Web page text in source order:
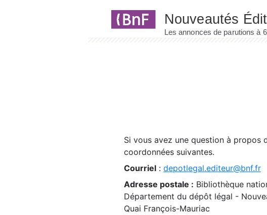
Si vous avez une question à propos
coordonnées suivantes.
Courriel : depotlegal.editeur@bnf.fr
Adresse postale : Bibliothèque
Département du dépôt légal -
Quai François-Mauriac